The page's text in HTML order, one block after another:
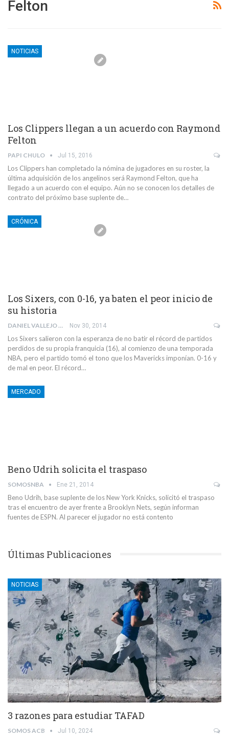
Felton
NOTICIAS
Los Clippers llegan a un acuerdo con Raymond
Felton
PAPI CHULO Jul 15, 2016
Los Clippers han completado la nómina de jugadores en su roster, la
última adquisición de los angelinos será Raymond Felton, que ha
llegado a un acuerdo con el equipo. Aún no se conocen los detalles de
contrato del próximo base suplente de…
CRÓNICA
Los Sixers, con 0-16, ya baten el peor inicio de
su historia
DANIEL VALLEJO BAÑEZ Nov 30, 2014
Los Sixers salieron con la esperanza de no batir el récord de partidos
perdidos de su propia franquicia (16), al comienzo de una temporada
NBA, pero el partido tomó el tono que los Mavericks imponían. 0-16 y
de mal en peor. El récord…
MERCADO
Beno Udrih solicita el traspaso
SOMOSNBA Ene 21, 2014
Beno Udrih, base suplente de los New York Knicks, solicitó el traspaso
tras el encuentro de ayer frente a Brooklyn Nets, según informan
fuentes de ESPN. Al parecer el jugador no está contento
Últimas Publicaciones
NOTICIAS
3 razones para estudiar TAFAD
SOMOS ACB Jul 10, 2024